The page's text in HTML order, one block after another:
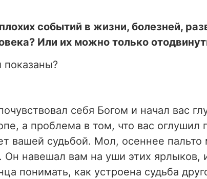
событий в жизни, болезней,
Или их можно только
себя Богом и начал вас
а проблема в том, что вас оглушил
вашей судьбой. Мол, осеннее
Он навешал вам на уши этих
понимать, как устроена судьба